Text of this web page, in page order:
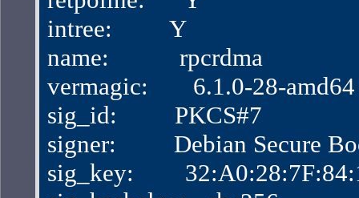
intree:         Y
name:           rpcrdma
vermagic:       6.1.0-28-
sig_id:         PKCS#7
signer:         Debian Secure
sig_key: